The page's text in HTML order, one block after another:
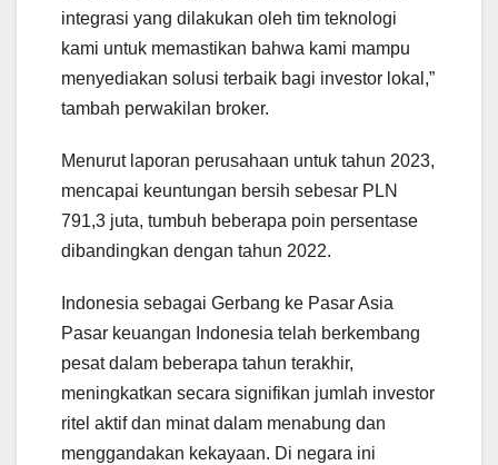
integrasi yang dilakukan oleh tim teknologi
kami untuk memastikan bahwa kami mampu
menyediakan solusi terbaik bagi investor lokal,”
tambah perwakilan broker.
Menurut laporan perusahaan untuk tahun 2023,
mencapai keuntungan bersih sebesar PLN
791,3 juta, tumbuh beberapa poin persentase
dibandingkan dengan tahun 2022.
Indonesia sebagai Gerbang ke Pasar Asia
Pasar keuangan Indonesia telah berkembang
pesat dalam beberapa tahun terakhir,
meningkatkan secara signifikan jumlah investor
ritel aktif dan minat dalam menabung dan
menggandakan kekayaan. Di negara ini